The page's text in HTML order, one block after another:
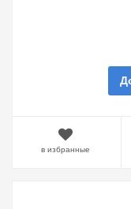
в избранные